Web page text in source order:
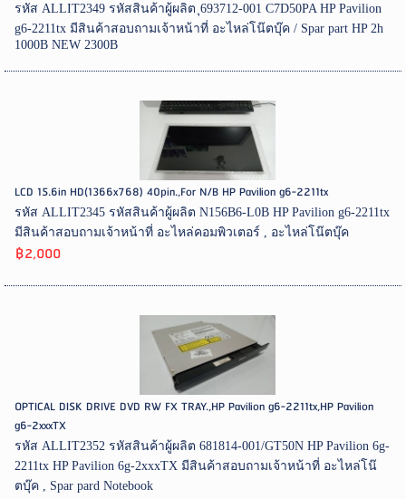
รหัส ALLIT2349 รหัสสินค้าผู้ผลิต ุ693712-001 C7D50PA HP Pavilion
g6-2211tx มีสินค้าสอบถามเจ้าหน้าที่ อะไหล่โน๊ตบุ๊ค / Spar part HP 2h
1000B NEW 2300B
LCD 15.6in HD(1366x768) 40pin.,For N/B HP Pavilion g6-2211tx
รหัส ALLIT2345 รหัสสินค้าผู้ผลิต N156B6-L0B HP Pavilion g6-2211tx
มีสินค้าสอบถามเจ้าหน้าที่ อะไหล่คอมพิวเตอร์ , อะไหล่โน๊ตบุ๊ค
฿2,000
OPTICAL DISK DRIVE DVD RW FX TRAY.,HP Pavilion g6-2211tx,HP Pavilion
g6-2xxxTX
รหัส ALLIT2352 รหัสสินค้าผู้ผลิต 681814-001/GT50N HP Pavilion 6g-
2211tx HP Pavilion 6g-2xxxTX มีสินค้าสอบถามเจ้าหน้าที่ อะไหล่โน๊
ตบุ๊ค , Spar pard Notebook